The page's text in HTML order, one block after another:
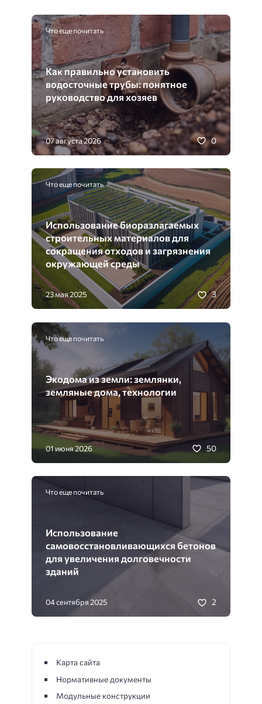
Что еще почитать
Как правильно установить
водосточные трубы: понятное
руководство для хозяев
07 августа 2026 0
Что еще почитать
Использование биоразлагаемых
строительных материалов для
сокращения отходов и загрязнения
окружающей среды
23 мая 2025 3
Что еще почитать
Экодома из земли: землянки,
земляные дома, технологии
01 июня 2026 50
Что еще почитать
Использование
самовосстановливающихся бетонов
для увеличения долговечности
зданий
04 сентября 2025 2
Карта сайта
Нормативные документы
Модульные конструкции